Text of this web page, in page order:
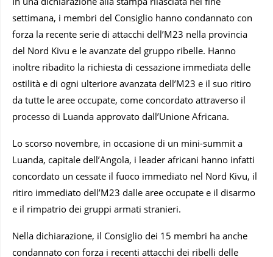
settimana, i membri del Consiglio hanno condannato con
forza la recente serie di attacchi dell’M23 nella provincia
del Nord Kivu e le avanzate del gruppo ribelle. Hanno
inoltre ribadito la richiesta di cessazione immediata delle
ostilità e di ogni ulteriore avanzata dell’M23 e il suo ritiro
da tutte le aree occupate, come concordato attraverso il
processo di Luanda approvato dall’Unione Africana.
Lo scorso novembre, in occasione di un mini-summit a
Luanda, capitale dell’Angola, i leader africani hanno infatti
concordato un cessate il fuoco immediato nel Nord Kivu, il
ritiro immediato dell’M23 dalle aree occupate e il disarmo
e il rimpatrio dei gruppi armati stranieri.
Nella dichiarazione, il Consiglio dei 15 membri ha anche
condannato con forza i recenti attacchi dei ribelli delle